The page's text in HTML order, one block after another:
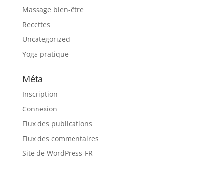
Massage bien-être
Recettes
Uncategorized
Yoga pratique
Méta
Inscription
Connexion
Flux des publications
Flux des commentaires
Site de WordPress-FR